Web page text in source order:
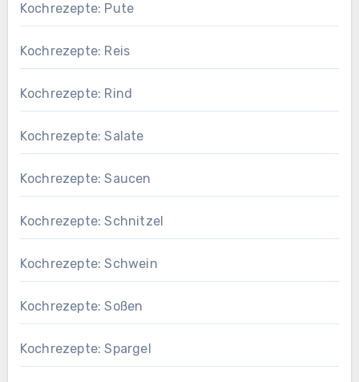
Kochrezepte: Pute
Kochrezepte: Reis
Kochrezepte: Rind
Kochrezepte: Salate
Kochrezepte: Saucen
Kochrezepte: Schnitzel
Kochrezepte: Schwein
Kochrezepte: Soßen
Kochrezepte: Spargel